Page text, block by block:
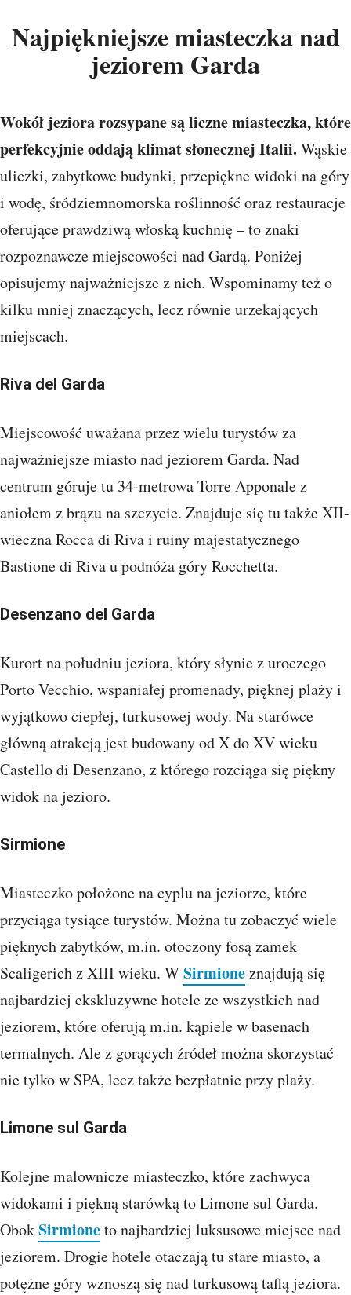
Najpiękniejsze miasteczka nad
jeziorem Garda
Wokół jeziora rozsypane są liczne miasteczka, które
perfekcyjnie oddają klimat słonecznej Italii. Wąskie
uliczki, zabytkowe budynki, przepiękne widoki na góry
i wodę, śródziemnomorska roślinność oraz restauracje
oferujące prawdziwą włoską kuchnię – to znaki
rozpoznawcze miejscowości nad Gardą. Poniżej
opisujemy najważniejsze z nich. Wspominamy też o
kilku mniej znaczących, lecz równie urzekających
miejscach.
Riva del Garda
Miejscowość uważana przez wielu turystów za
najważniejsze miasto nad jeziorem Garda. Nad
centrum góruje tu 34-metrowa Torre Apponale z
aniołem z brązu na szczycie. Znajduje się tu także XII-
wieczna Rocca di Riva i ruiny majestatycznego
Bastione di Riva u podnóża góry Rocchetta.
Desenzano del Garda
Kurort na południu jeziora, który słynie z uroczego
Porto Vecchio, wspaniałej promenady, pięknej plaży i
wyjątkowo ciepłej, turkusowej wody. Na starówce
główną atrakcją jest budowany od X do XV wieku
Castello di Desenzano, z którego rozciąga się piękny
widok na jezioro.
Sirmione
Miasteczko położone na cyplu na jeziorze, które
przyciąga tysiące turystów. Można tu zobaczyć wiele
pięknych zabytków, m.in. otoczony fosą zamek
Scaligerich z XIII wieku. WSirmioneznajdują się
najbardziej ekskluzywne hotele ze wszystkich nad
jeziorem, które oferują m.in. kąpiele w basenach
termalnych. Ale z gorących źródeł można skorzystać
nie tylko w SPA, lecz także bezpłatnie przy plaży.
Limone sul Garda
Kolejne malownicze miasteczko, które zachwyca
widokami i piękną starówką to Limone sul Garda.
ObokSirmioneto najbardziej luksusowe miejsce nad
jeziorem. Drogie hotele otaczają tu stare miasto, a
potężne góry wznoszą się nad turkusową taflą jeziora.